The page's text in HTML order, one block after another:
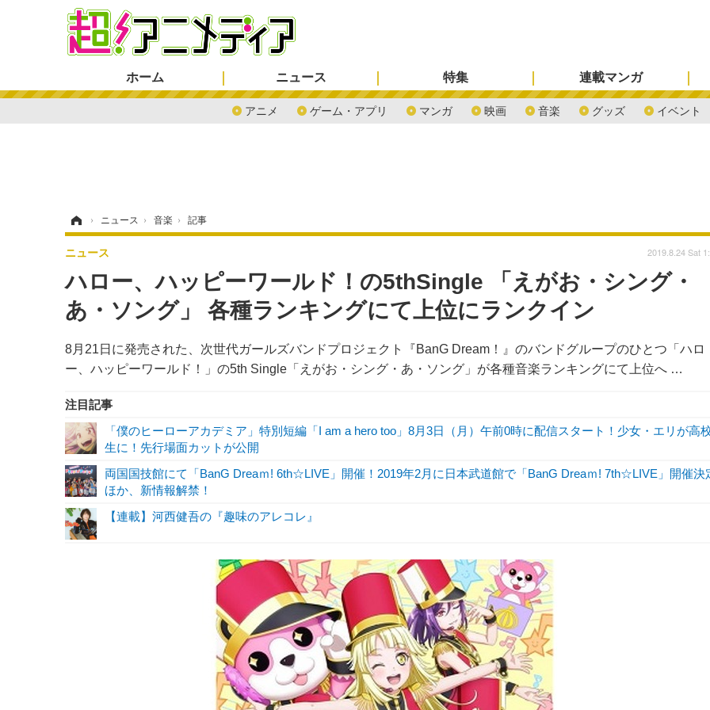
ホーム ニュース
アニメ ゲーム・アプリ マンガ 映画 音楽 グッズ イベント
特集 連載マンガ
› ニュース › 音楽 › 記事
ハロー、ハッピーワールド！の5thSingle 「えがお・シング・
あ・ソング」 各種ランキングにて上位にランクイン
8月21日に発売された、次世代ガールズバンドプロジェクト『BanG Dream！』のバンドグループのひとつ「ハロ
ー、ハッピーワールド！」の5th Single「えがお・シング・あ・ソング」が各種音楽ランキングにて上位へ …
ニュース 2019.8.24 Sat
注目記事
「僕のヒーローアカデミア」特別短編「I am a hero too」8月3日（月）午前0時に配信スタート！少女・エリが高
生に！先行場面カットが公開
両国国技館にて「BanG Dreaｍ! 6th☆LIVE」開催！2019年2月に日本武道館で「BanG Dreaｍ! 7th☆LIVE」開催決
ほか、新情報解禁！
【連載】河西健吾の『趣味のアレコレ』